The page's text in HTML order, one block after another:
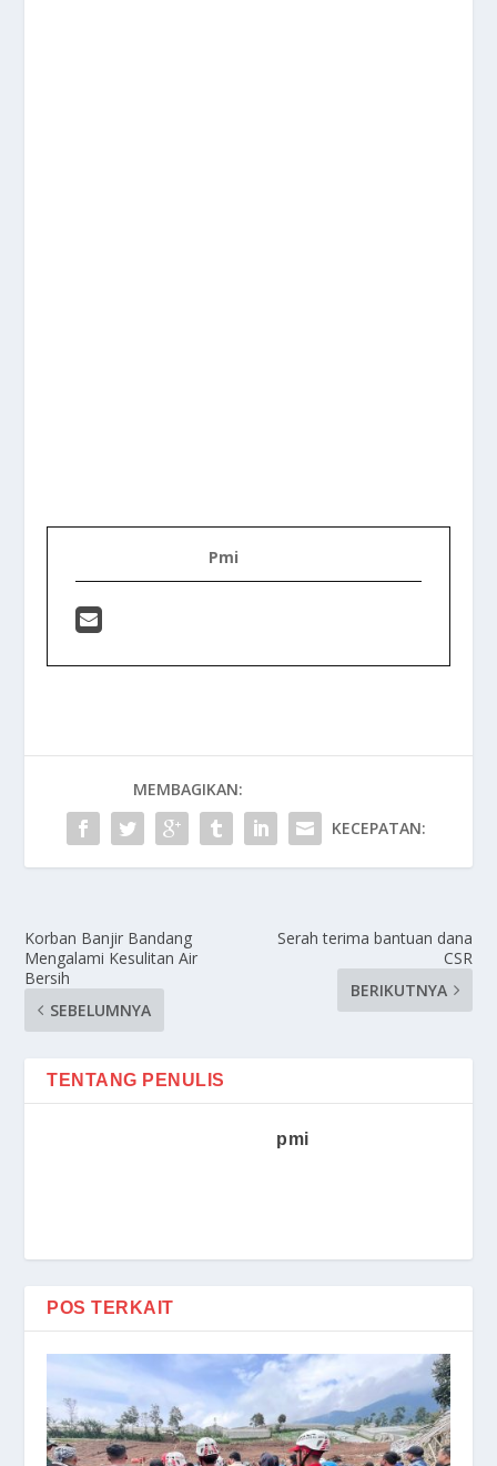
Pmi
MEMBAGIKAN:
KECEPATAN:
Korban Banjir Bandang
Mengalami Kesulitan Air
Bersih
SEBELUMNYA
Serah terima bantuan dana
CSR
BERIKUTNYA
TENTANG PENULIS
pmi
POS TERKAIT